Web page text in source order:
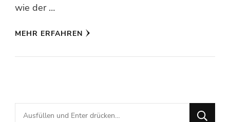
wie der …
MEHR ERFAHREN
Suchst